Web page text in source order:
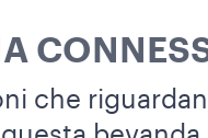
che